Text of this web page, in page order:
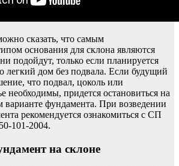
сказать, что самым
основания для склона являются
подойдут, только если планируется
легкий дом без подвала. Если будущий
что подвал, цоколь или
необходимы, придется остановиться на
варианте фундамента. При возведении
рекомендуется ознакомиться с СП
101-2004.
на склоне